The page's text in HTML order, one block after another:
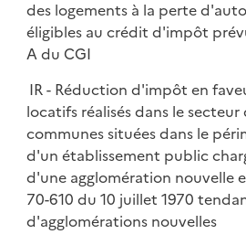
des logements à la perte
éligibles au crédit d'impôt
A du CGI
IR - Réduction d'impôt en
locatifs réalisés dans le
communes situées dans le
d'un établissement public
d'une agglomération nouvelle
70-610 du 10 juillet 1970
d'agglomérations nouvelles